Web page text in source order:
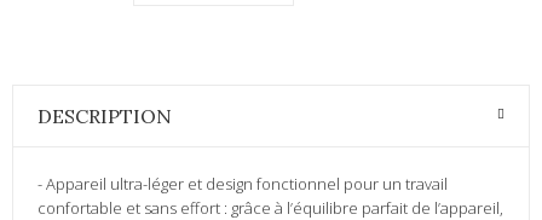
DESCRIPTION
- Appareil ultra-léger et design fonctionnel pour un travail
confortable et sans effort : grâce à l’équilibre parfait de l’appareil,